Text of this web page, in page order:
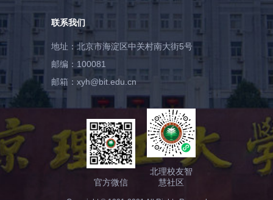
联系我们
地址：北京市海淀区中关村南大街5号
邮编：100081
邮箱：xyh@bit.edu.cn
官方微信
北理校友智
慧社区